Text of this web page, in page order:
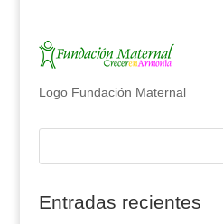
Logo Fundación Maternal
Entradas recientes